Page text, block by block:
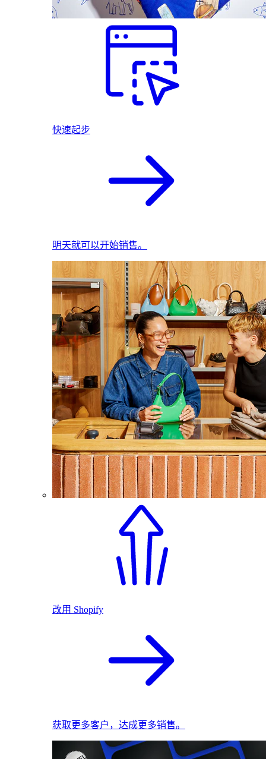
快速起步
明天就可以开始销售。
改用 Shopify
获取更多客户，达成更多销售。